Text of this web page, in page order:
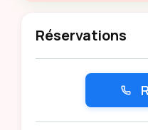
Réservations